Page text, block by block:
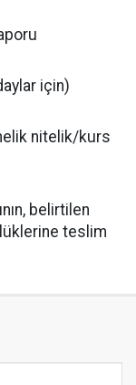
için)
nitelik/kurs
belirtilen
teslim